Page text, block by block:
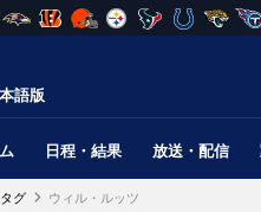
語版
日程・結果 放送・配信
タグ ウィル・ルッツ